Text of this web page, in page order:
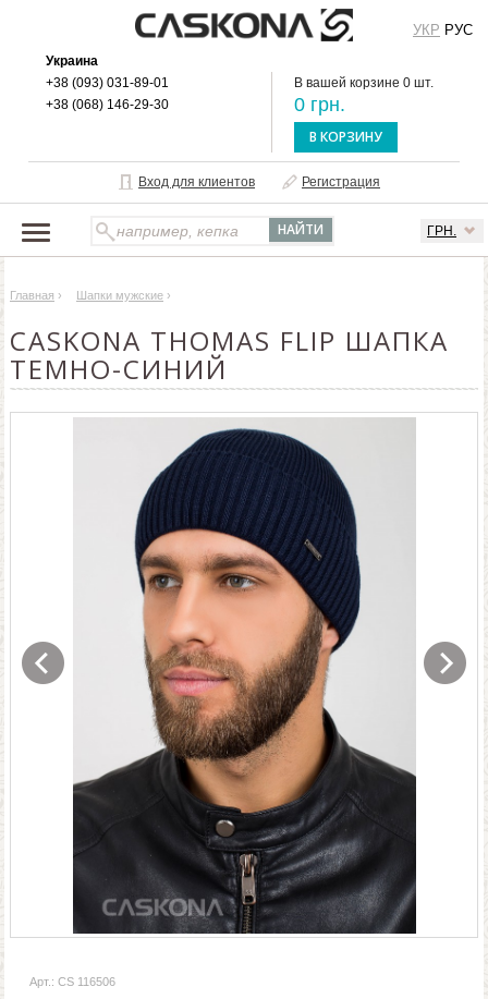
Украина
+38 (093) 031-89-01
+38 (068) 146-29-30
В вашей корзине 0 шт.
0 грн.
В КОРЗИНУ
Вход для клиентов Регистрация
ГРН.
УКР РУС
О БРЕНДЕ
ДОСТАВКА И ОПЛАТА
ОПТОВЫМ КЛИЕНТАМ
Главная › Шапки мужские ›
CASKONA THOMAS FLIP ШАПКА
ТЕМНО-СИНИЙ
Арт.: CS 116506